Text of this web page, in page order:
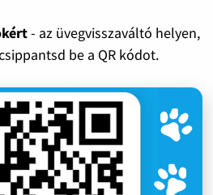
- az üvegvisszaváltó helyen,
be a QR kódot.